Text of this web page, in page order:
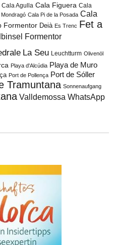
Cala Agulla Cala Figuera Cala
Mondragó Cala Pi de la Posada Cala
Formentor Deià Es Trenc Fet a
Formentor
La Seu Leuchtturm Olivenöl
Playa d'Alcúdia Playa de Muro
Port de Pollença Port de Sóller
Tramuntana Sonnenaufgang
Valldemossa WhatsApp